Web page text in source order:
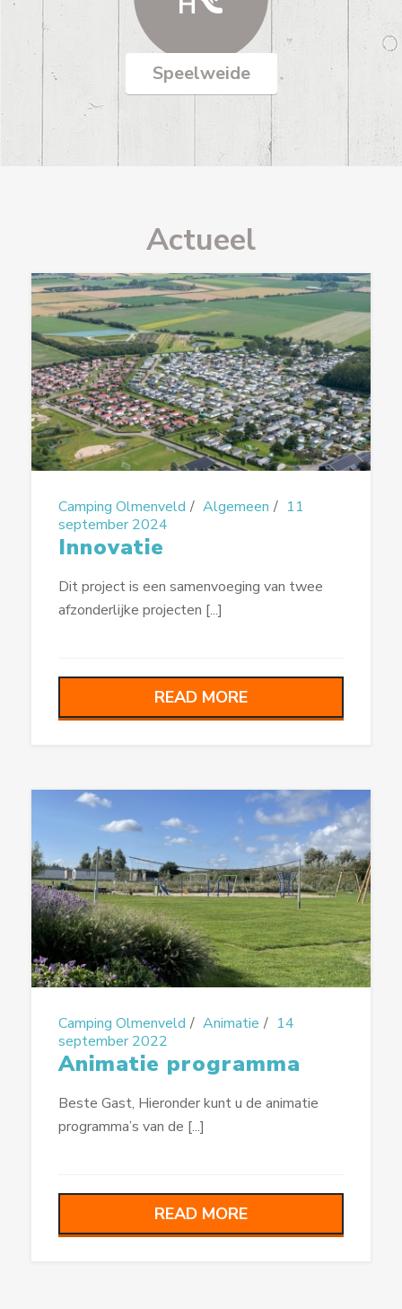
Speelweide
Actueel
Camping Olmenveld Algemeen
11
september 2024
Innovatie
Dit project is een samenvoeging van twee
afzonderlijke projecten [...]
READ MORE
Camping Olmenveld Animatie
14
september 2022
Animatie programma
Beste Gast, Hieronder kunt u de animatie
programma’s van de [...]
READ MORE